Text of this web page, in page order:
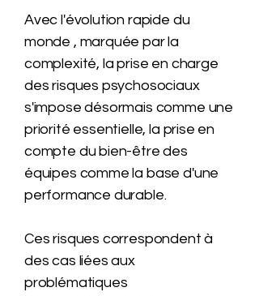
Avec l'évolution rapide du
monde , marquée par la
complexité, la prise en charge
des risques psychosociaux
s'impose désormais comme une
priorité essentielle, la prise en
compte du bien-être des
équipes comme la base d'une
performance durable.
Ces risques correspondent à
des cas liées aux
problématiques